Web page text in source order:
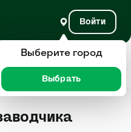
Войти
Отзывы
Выберите город
Выбрать